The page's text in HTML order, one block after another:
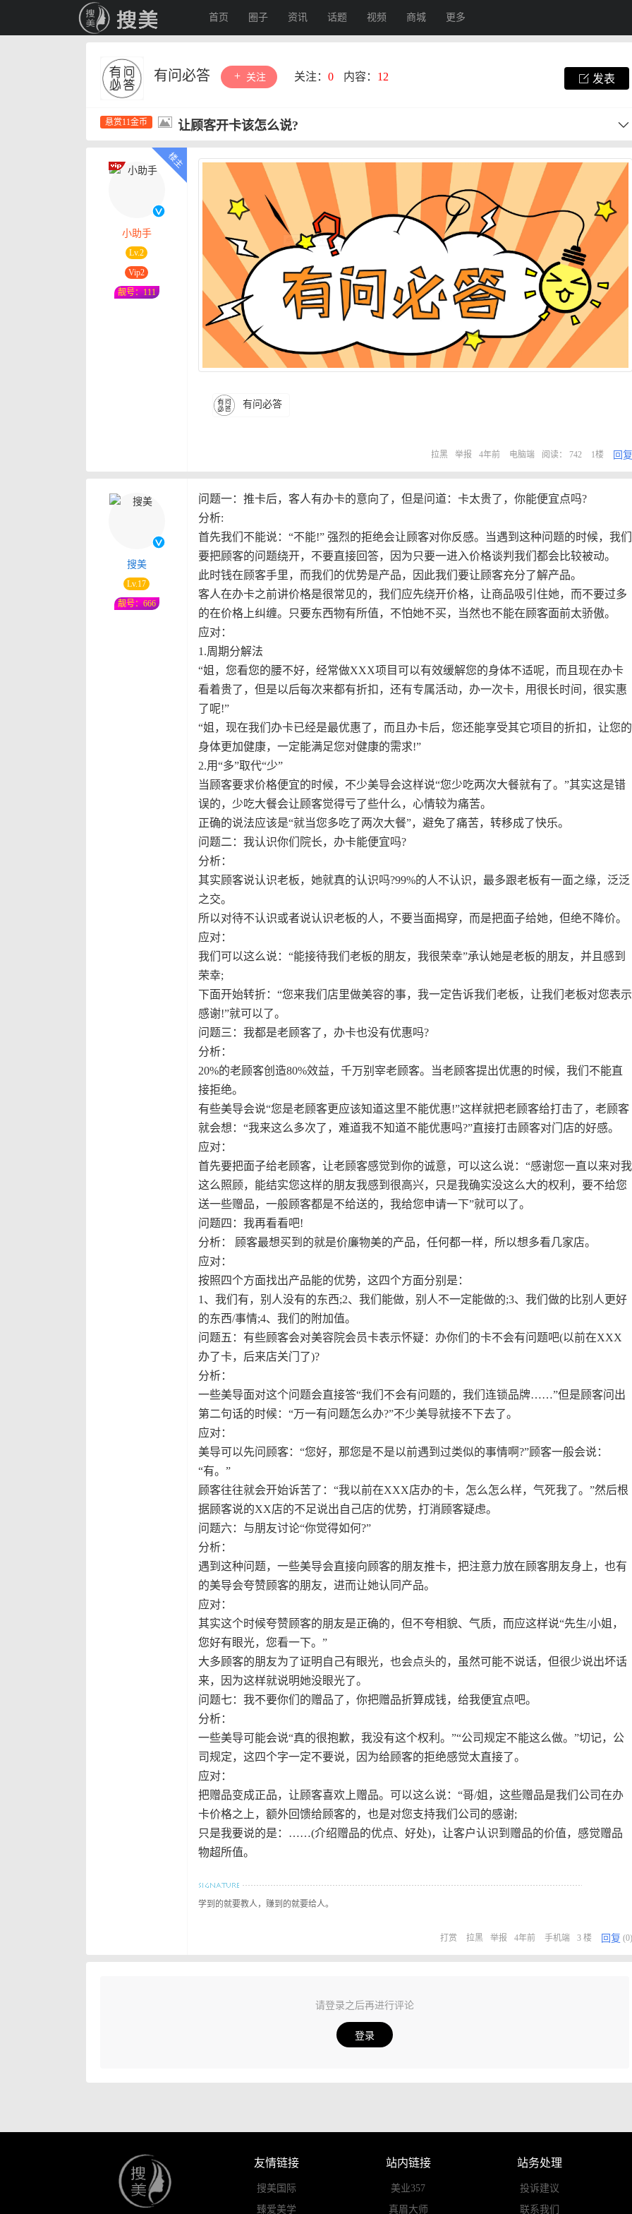
首页 圈子 资讯 话题 视频 商城 更多
有问必答 关注 关注： 0 内容： 12 发表
悬赏11金币 让顾客开卡该怎么说?
小助手
Lv.2
Vip2
靓号：111
有问必答
拉黑 举报 4年前 电脑端 阅读： 742 1楼 回复
搜美
Lv.17
靓号：666
问题一：推卡后，客人有办卡的意向了，但是问道：卡太贵了，你能便宜点吗?
分析:
首先我们不能说：“不能!” 强烈的拒绝会让顾客对你反感。当遇到这种问题的时候，我们
要把顾客的问题绕开，不要直接回答，因为只要一进入价格谈判我们都会比较被动。
此时钱在顾客手里，而我们的优势是产品，因此我们要让顾客充分了解产品。
客人在办卡之前讲价格是很常见的，我们应先绕开价格，让商品吸引住她，而不要过多
的在价格上纠缠。只要东西物有所值，不怕她不买，当然也不能在顾客面前太骄傲。
应对：
1.周期分解法
“姐，您看您的腰不好，经常做XXX项目可以有效缓解您的身体不适呢，而且现在办卡
看着贵了，但是以后每次来都有折扣，还有专属活动，办一次卡，用很长时间，很实惠
了呢!”
“姐，现在我们办卡已经是最优惠了，而且办卡后，您还能享受其它项目的折扣，让您的
身体更加健康，一定能满足您对健康的需求!”
2.用“多”取代“少”
当顾客要求价格便宜的时候，不少美导会这样说“您少吃两次大餐就有了。”其实这是错
误的，少吃大餐会让顾客觉得亏了些什么，心情较为痛苦。
正确的说法应该是“就当您多吃了两次大餐”，避免了痛苦，转移成了快乐。
问题二：我认识你们院长，办卡能便宜吗?
分析：
其实顾客说认识老板，她就真的认识吗?99%的人不认识，最多跟老板有一面之缘，泛泛
之交。
所以对待不认识或者说认识老板的人，不要当面揭穿，而是把面子给她，但绝不降价。
应对：
我们可以这么说：“能接待我们老板的朋友，我很荣幸”承认她是老板的朋友，并且感到
荣幸;
下面开始转折：“您来我们店里做美容的事，我一定告诉我们老板，让我们老板对您表示
感谢!”就可以了。
问题三：我都是老顾客了，办卡也没有优惠吗?
分析：
20%的老顾客创造80%效益，千万别宰老顾客。当老顾客提出优惠的时候，我们不能直
接拒绝。
有些美导会说“您是老顾客更应该知道这里不能优惠!”这样就把老顾客给打击了，老顾客
就会想：“我来这么多次了，难道我不知道不能优惠吗?”直接打击顾客对门店的好感。
应对：
首先要把面子给老顾客，让老顾客感觉到你的诚意，可以这么说：“感谢您一直以来对我
这么照顾，能结实您这样的朋友我感到很高兴，只是我确实没这么大的权利，要不给您
送一些赠品，一般顾客都是不给送的，我给您申请一下”就可以了。
问题四：我再看看吧!
分析： 顾客最想买到的就是价廉物美的产品，任何都一样，所以想多看几家店。
应对：
按照四个方面找出产品能的优势，这四个方面分别是：
1、我们有，别人没有的东西;2、我们能做，别人不一定能做的;3、我们做的比别人更好
的东西/事情;4、我们的附加值。
问题五：有些顾客会对美容院会员卡表示怀疑：办你们的卡不会有问题吧(以前在XXX
办了卡，后来店关门了)?
分析：
一些美导面对这个问题会直接答“我们不会有问题的，我们连锁品牌……”但是顾客问出
第二句话的时候：“万一有问题怎么办?”不少美导就接不下去了。
应对：
美导可以先问顾客：“您好，那您是不是以前遇到过类似的事情啊?”顾客一般会说：
“有。”
顾客往往就会开始诉苦了：“我以前在XXX店办的卡，怎么怎么样，气死我了。”然后根
据顾客说的XX店的不足说出自己店的优势，打消顾客疑虑。
问题六：与朋友讨论“你觉得如何?”
分析：
遇到这种问题，一些美导会直接向顾客的朋友推卡，把注意力放在顾客朋友身上，也有
的美导会夸赞顾客的朋友，进而让她认同产品。
应对：
其实这个时候夸赞顾客的朋友是正确的，但不夸相貌、气质，而应这样说“先生/小姐，
您好有眼光，您看一下。”
大多顾客的朋友为了证明自己有眼光，也会点头的，虽然可能不说话，但很少说出坏话
来，因为这样就说明她没眼光了。
问题七：我不要你们的赠品了，你把赠品折算成钱，给我便宜点吧。
分析：
一些美导可能会说“真的很抱歉，我没有这个权利。”“公司规定不能这么做。”切记，公
司规定，这四个字一定不要说，因为给顾客的拒绝感觉太直接了。
应对：
把赠品变成正品，让顾客喜欢上赠品。可以这么说：“哥/姐，这些赠品是我们公司在办
卡价格之上，额外回馈给顾客的，也是对您支持我们公司的感谢;
只是我要说的是：……(介绍赠品的优点、好处)，让客户认识到赠品的价值，感觉赠品
物超所值。
学到的就要教人，赚到的就要给人。
打赏 拉黑 举报 4年前 手机端 3 楼 回复 (0)
请登录之后再进行评论
登录
友情链接
搜美国际
臻爱美学
站内链接
美业357
真眉大师
站务处理
投诉建议
联系我们